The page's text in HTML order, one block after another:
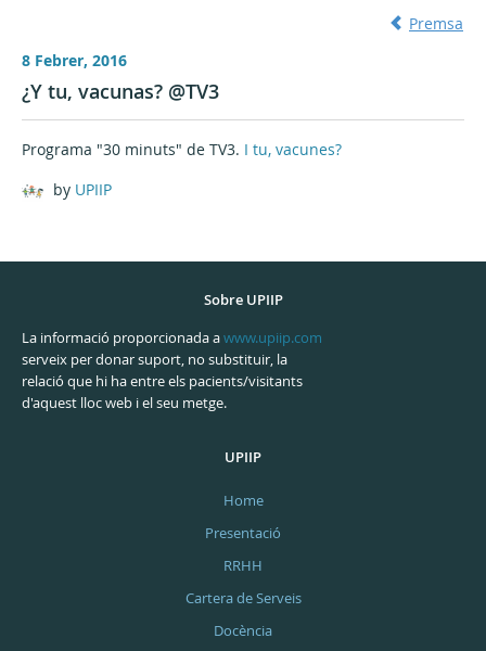
Premsa
8 Febrer, 2016
¿Y tu, vacunas? @TV3
Programa "30 minuts" de TV3. I tu, vacunes?
by UPIIP
Sobre UPIIP
La informació proporcionada awww.upiip.com
serveix per donar suport, no substituir, la
relació que hi ha entre els pacients/visitants
d'aquest lloc web i el seu metge.
UPIIP
Home
Presentació
RRHH
Cartera de Serveis
Docència